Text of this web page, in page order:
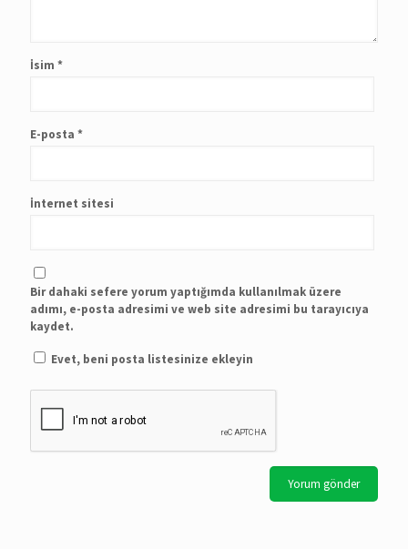
İsim *
E-posta *
İnternet sitesi
Bir dahaki sefere yorum yaptığımda kullanılmak üzere
adımı, e-posta adresimi ve web site adresimi bu tarayıcıya
kaydet.
Evet, beni posta listesinize ekleyin